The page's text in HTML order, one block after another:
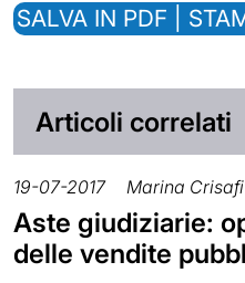
SALVA IN PDF |
Articoli correlati
19-07-2017 Marina Crisafi
Aste giudiziarie:
delle vendite